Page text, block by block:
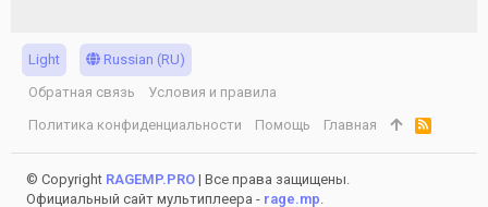
Light
Russian (RU)
Обратная связь
Условия и правила
Политика конфиденциальности
Помощь Главная
R
S
S
© Copyright RAGEMP.PRO | Все права защищены.
Официальный сайт мультиплеера - rage.mp.